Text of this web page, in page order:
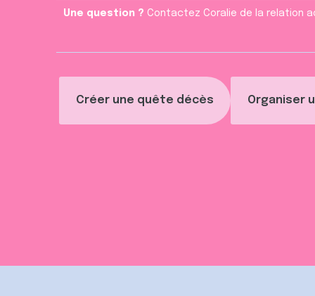
t
Créer une quête décès Organiser
Une question ? Contactez Coralie de la relation